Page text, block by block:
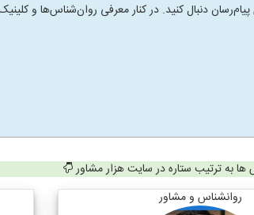
پیام‌رسان دنبال کنید. در کنار معرفی روان‌شناس‌ها و
ها به ترتیب ستاره در سایت هزار مشاور
روانشناس و مشاور